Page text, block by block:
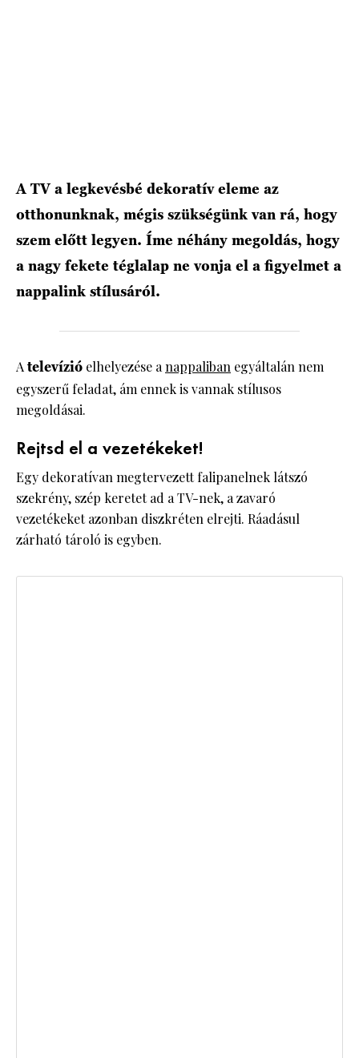
A TV a legkevésbé dekoratív eleme az
otthonunknak, mégis szükségünk van rá, hogy
szem előtt legyen. Íme néhány megoldás, hogy
a nagy fekete téglalap ne vonja el a figyelmet a
nappalink stílusáról.
Atelevízió elhelyezése anappaliban egyáltalán nem
egyszerű feladat, ám ennek is vannak stílusos
megoldásai.
Rejtsd el a vezetékeket!
Egy dekoratívan megtervezett falipanelnek látszó
szekrény, szép keretet ad a TV-nek, a zavaró
vezetékeket azonban diszkréten elrejti. Ráadásul
zárható tároló is egyben.